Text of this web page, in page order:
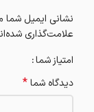
نشانی ایمیل شما
علامت‌گذاری
امتیاز شما
دیدگاه شما*